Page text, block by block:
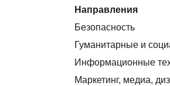
Направления
Безопасность
Гуманитарные и
Информационные
Маркетинг, медиа,